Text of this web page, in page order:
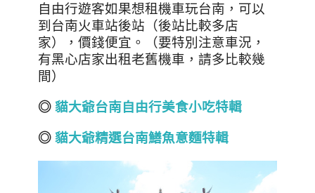
自由行遊客如果想租機車玩台南，可以
到台南火車站後站 （後站 比較多店
家）
，價錢便宜。（要特別注意車況，
有黑心店家出租老舊機車，請多比較幾
間）
◎ 貓大爺台南自由行美食小吃特輯
◎ 貓大爺精選台南鱔魚意麵特輯